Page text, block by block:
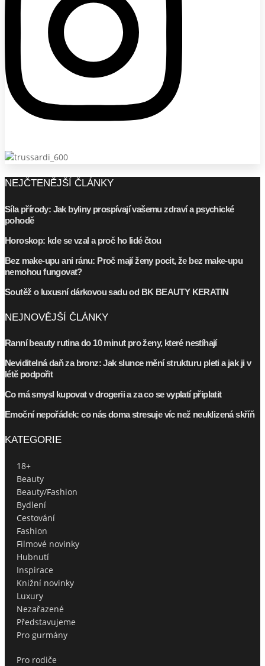
NEJČTENĚJŠÍ ČLÁNKY
Síla přírody: Jak byliny prospívají vašemu zdraví a psychické
pohodě
Horoskop: kde se vzal a proč ho lidé čtou
Bez make-upu ani ránu: Proč mají ženy pocit, že bez make-upu
nemohou fungovat?
Soutěž o luxusní dárkovou sadu od BK BEAUTY KERATIN
NEJNOVĚJŠÍ ČLÁNKY
Ranní beauty rutina do 10 minut pro ženy, které nestíhají
Neviditelná daň za bronz: Jak slunce mění strukturu pleti a jak ji v
létě podpořit
Co má smysl kupovat v drogerii a za co se vyplatí připlatit
Emoční nepořádek: co nás doma stresuje víc než neuklizená skříň
KATEGORIE
18+
Beauty
Beauty/Fashion
Bydlení
Cestování
Fashion
Filmové novinky
Hubnutí
Inspirace
Knižní novinky
Luxury
Nezařazené
Představujeme
Pro gurmány
Pro rodiče